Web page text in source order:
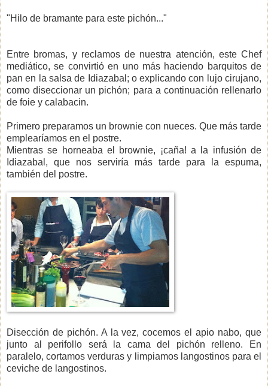
"Hilo de bramante para este pichón..."
Entre bromas, y reclamos de nuestra atención, este Chef
mediático, se convirtió en uno más haciendo barquitos de
pan en la salsa de Idiazabal; o explicando con lujo cirujano,
como diseccionar un pichón; para a continuación rellenarlo
de foie y calabacin.
Primero preparamos un brownie con nueces. Que más tarde
emplearíamos en el postre.
Mientras se horneaba el brownie, ¡caña! a la infusión de
Idiazabal, que nos serviría más tarde para la espuma,
también del postre.
Disección de pichón. A la vez, cocemos el apio nabo, que
junto al perifollo será la cama del pichón relleno. En
paralelo, cortamos verduras y limpiamos langostinos para el
ceviche de langostinos.